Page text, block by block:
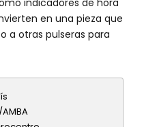
en una pieza que
a otras pulseras para